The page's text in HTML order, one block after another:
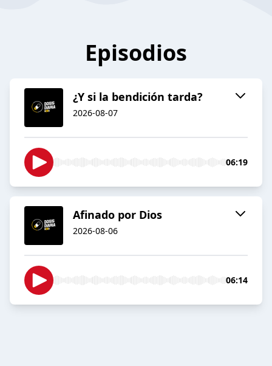
Episodios
¿Y si la bendición tarda?
2026-08-07
06:19
Afinado por Dios
2026-08-06
06:14